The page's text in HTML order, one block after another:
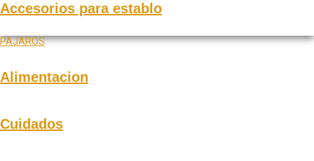
Accesorios para establo
PAJAROS
Alimentacion
Cuidados